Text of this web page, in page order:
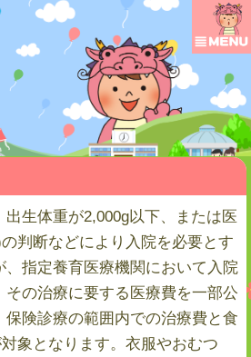
生体重が2,000g以下、または医
判断などにより入院を必要とす
、指定養育医療機関において入院
の治療に要する医療費を一部公
保険診療の範囲内での治療費と食
象となります。衣服やおむつ